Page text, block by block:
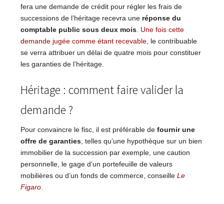
fera une demande de crédit pour régler les frais de
successions de l’héritage recevra une réponse du
comptable public sous deux mois. Une fois cette
demande jugée comme étant recevable, le contribuable
se verra attribuer un délai de quatre mois pour constituer
les garanties de l’héritage.
Héritage : comment faire valider la
demande ?
Pour convaincre le fisc, il est préférable de fournir une
offre de garanties, telles qu’une hypothèque sur un bien
immobilier de la succession par exemple, une caution
personnelle, le gage d’un portefeuille de valeurs
mobilières ou d’un fonds de commerce, conseille Le
Figaro.